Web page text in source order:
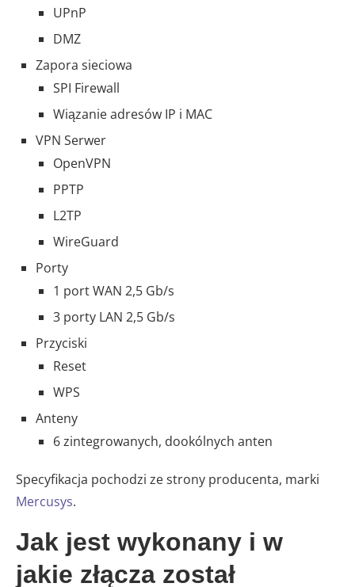
UPnP
DMZ
Zapora sieciowa
SPI Firewall
Wiązanie adresów IP i MAC
VPN Serwer
OpenVPN
PPTP
L2TP
WireGuard
Porty
1 port WAN 2,5 Gb/s
3 porty LAN 2,5 Gb/s
Przyciski
Reset
WPS
Anteny
6 zintegrowanych, dookólnych anten
Specyfikacja pochodzi ze strony producenta, marki
Mercusys.
Jak jest wykonany i w
jakie złącza został